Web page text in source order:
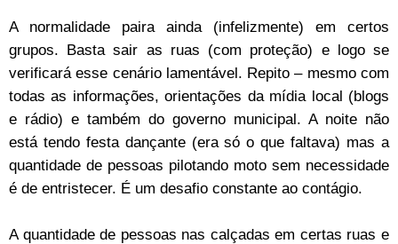
A normalidade paira ainda (infelizmente) em certos
grupos. Basta sair as ruas (com proteção) e logo se
verificará esse cenário lamentável. Repito – mesmo com
todas as informações, orientações da mídia local (blogs
e rádio) e também do governo municipal. A noite não
está tendo festa dançante (era só o que faltava) mas a
quantidade de pessoas pilotando moto sem necessidade
é de entristecer. É um desafio constante ao contágio.
A quantidade de pessoas nas calçadas em certas ruas e